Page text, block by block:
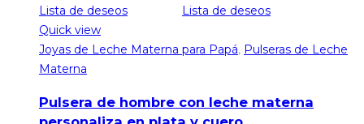
Lista de deseos
Lista de deseos
Quick view
Joyas de Leche Materna para Papá, Pulseras de Leche
Materna
Pulsera de hombre con leche materna